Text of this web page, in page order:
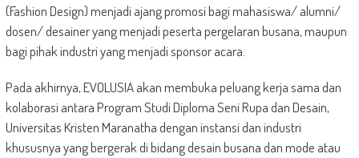
(Fashion Design) menjadi ajang promosi bagi mahasiswa/ alumni/
dosen/ desainer yang menjadi peserta pergelaran busana, maupun
bagi pihak industri yang menjadi sponsor acara.
Pada akhirnya, EVOLUSIA akan membuka peluang kerja sama dan
kolaborasi antara Program Studi Diploma Seni Rupa dan Desain,
Universitas Kristen Maranatha dengan instansi dan industri
khususnya yang bergerak di bidang desain busana dan mode atau